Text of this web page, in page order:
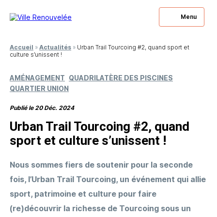
Menu
Accueil » Actualités » Urban Trail Tourcoing #2, quand sport et
culture s’unissent !
AMÉNAGEMENT QUADRILATÈRE DES PISCINES
QUARTIER UNION
Publié le 20 Déc. 2024
Urban Trail Tourcoing #2, quand
sport et culture s’unissent !
Nous sommes fiers de soutenir pour la seconde
fois, l’Urban Trail Tourcoing, un événement qui allie
sport, patrimoine et culture pour faire
(re)découvrir la richesse de Tourcoing sous un
être rappelé ?
à nous poser ?